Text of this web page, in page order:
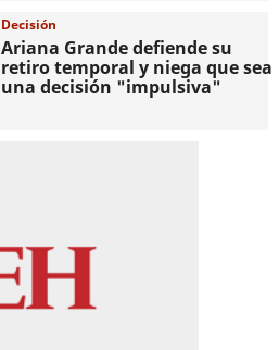
Decisión
Ariana Grande defiende su
retiro temporal y niega que sea
una decisión "impulsiva"